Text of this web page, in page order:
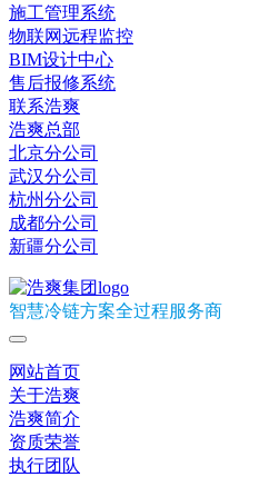
施工管理系统
物联网远程监控
BIM设计中心
售后报修系统
联系浩爽
浩爽总部
北京分公司
武汉分公司
杭州分公司
成都分公司
新疆分公司
智慧冷链方案全过程服务商
网站首页
关于浩爽
浩爽简介
资质荣誉
执行团队